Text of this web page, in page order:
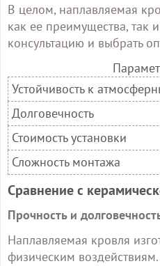
В целом, наплавляемая
как ее преимущества, так
консультацию и выбрать
Устойчивость к
Долговечность
Стоимость установки
Сложность монтажа
Сравнение с
Прочность и
Наплавляемая кровля
физическим